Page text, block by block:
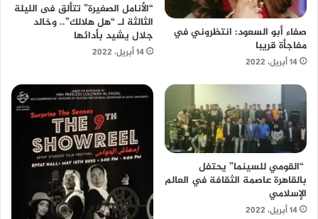
صفاء أبو السعود: انتظروني في
مفاجأة قريبا
14 أبريل، 2022
“الأنامل الصغيرة” تتألق فى الليلة
الثالثة لـ “هل هلالك”.. وخالد
جلال يشيد بأدائها
14 أبريل، 2022
“القومي للسينما” يحتفل
بالقاهرة عاصمة الثقافة في العالم
الإسلامي
14 أبريل، 2022